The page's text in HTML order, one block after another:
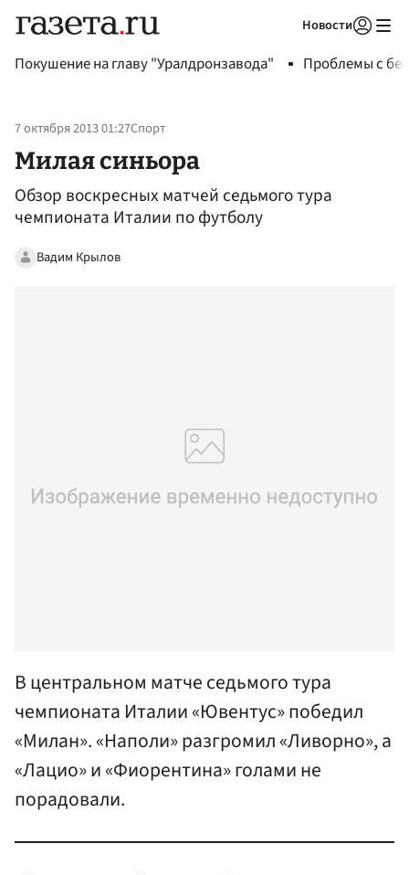
Новости
Покушение на главу "Уралдронзавода" Проблемы с
7 октября 2013 01:27Спорт
Милая синьора
Обзор воскресных матчей седьмого тура
чемпионата Италии по футболу
Вадим Крылов
В центральном матче седьмого тура
чемпионата Италии «Ювентус» победил
«Милан». «Наполи» разгромил «Ливорно», а
«Лацио» и «Фиорентина» голами не
порадовали.